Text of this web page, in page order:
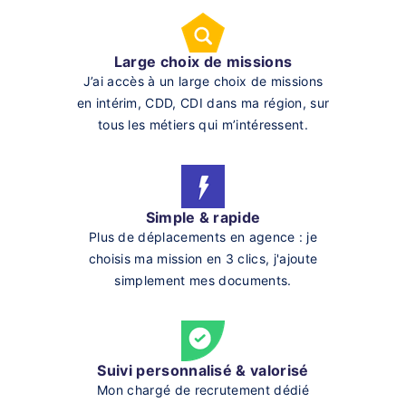
Large choix de missions
J’ai accès à un large choix de missions
en intérim, CDD, CDI dans ma région, sur
tous les métiers qui m’intéressent.
Simple & rapide
Plus de déplacements en agence : je
choisis ma mission en 3 clics, j'ajoute
simplement mes documents.
Suivi personnalisé & valorisé
Mon chargé de recrutement dédié